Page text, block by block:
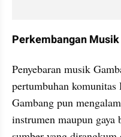
Perkembangan
Penyebaran musik
pertumbuhan
Gambang pun
instrumen maupun gaya